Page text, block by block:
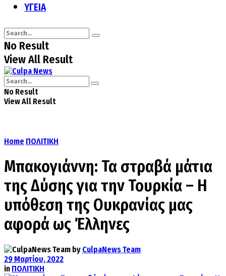
ΥΓΕΙΑ
No Result
View All Result
No Result
View All Result
Home ΠΟΛΙΤΙΚΗ
Μπακογιάννη: Τα στραβά μάτια
της Δύσης για την Τουρκία – Η
υπόθεση της Ουκρανίας μας
αφορά ως Έλληνες
by CulpaNews Team
29 Μαρτίου, 2022
in ΠΟΛΙΤΙΚΗ